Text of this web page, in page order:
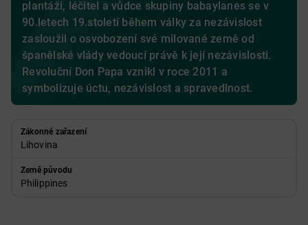
plantáži, léčitel a vůdce skupiny babaylanes se v
90.letech 19.století během války za nezávislost
zasloužil o osvobození své milované země od
španělské vlády vedoucí právě k její nezávislosti.
Revoluční Don Papa vznikl v roce 2011 a
symbolizuje úctu, nezávislost a spravedlnost.
Zákonné zařazení
Lihovina
Země původu
Philippines